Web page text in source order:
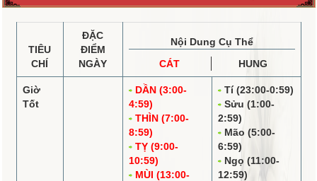
TIÊU
CHÍ
ĐẶC
ĐIỂM
NGÀY
Nội Dung Cụ Thể
CÁT
HUNG
Giờ
Tốt
DẦN (3:00-
4:59)
THÌN (7:00-
8:59)
TỴ (9:00-
10:59)
MÙI (13:00-
Tí (23:00-0:59)
Sửu (1:00-
2:59)
Mão (5:00-
6:59)
Ngọ (11:00-
12:59)